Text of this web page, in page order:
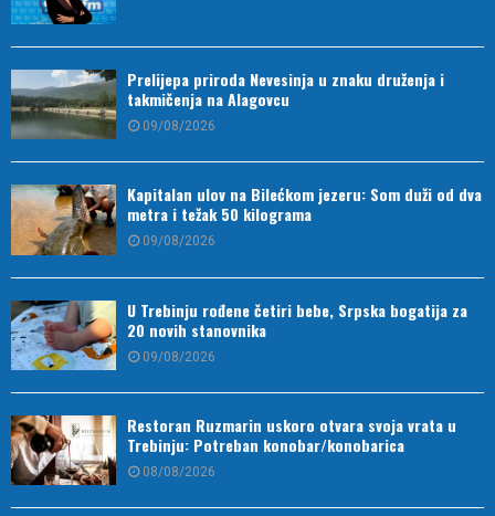
Prelijepa priroda Nevesinja u znaku druženja i
takmičenja na Alagovcu
09/08/2026
Kapitalan ulov na Bilećkom jezeru: Som duži od dva
metra i težak 50 kilograma
09/08/2026
U Trebinju rođene četiri bebe, Srpska bogatija za
20 novih stanovnika
09/08/2026
Restoran Ruzmarin uskoro otvara svoja vrata u
Trebinju: Potreban konobar/konobarica
08/08/2026